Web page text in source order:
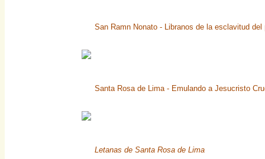
San Ramn Nonato - Libranos de la esclavitud del
Santa Rosa de Lima - Emulando a Jesucristo
Letanas de Santa Rosa de Lima